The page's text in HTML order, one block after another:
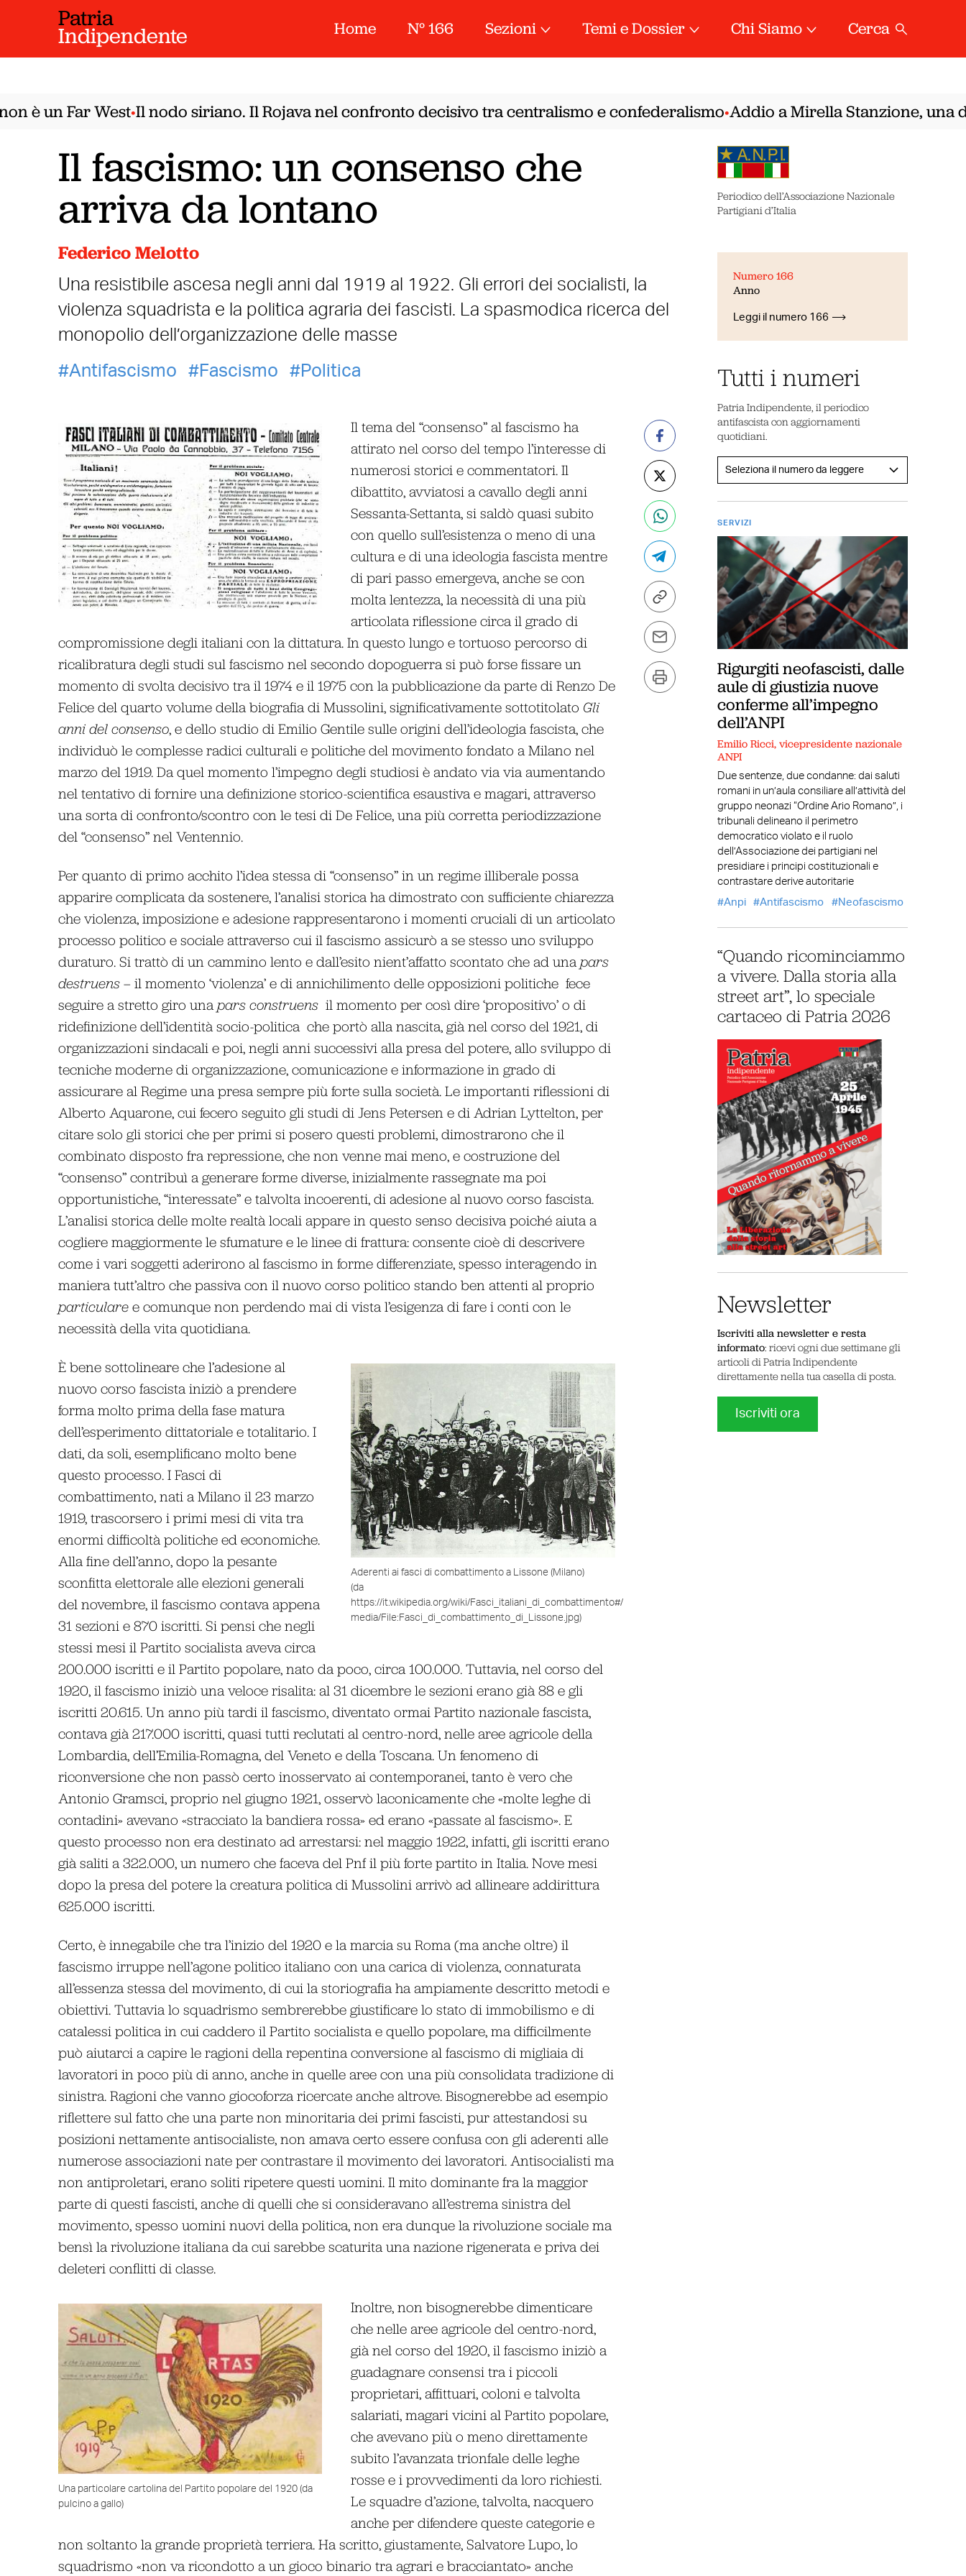
Patria
Indipendente Home N° 166 Sezioni Temi e Dossier Chi Siamo Cerca
è un Far West•Il nodo siriano. Il Rojava nel confronto decisivo tra centralismo e confederalismo•Addio a Mirella Stanzione, una
Il fascismo: un consenso che
arriva da lontano
Federico Melotto
Una resistibile ascesa negli anni dal 1919 al 1922. Gli errori dei socialisti, la
violenza squadrista e la politica agraria dei fascisti. La spasmodica ricerca del
monopolio dell’organizzazione delle masse
Antifascismo
Fascismo Politica
Il tema del “consenso” al fascismo ha
attirato nel corso del tempo l’interesse di
numerosi storici e commentatori. Il
dibattito, avviatosi a cavallo degli anni
Sessanta-Settanta, si saldò quasi subito
con quello sull’esistenza o meno di una
cultura e di una ideologia fascista mentre
di pari passo emergeva, anche se con
molta lentezza, la necessità di una più
articolata riflessione circa il grado di
compromissione degli italiani con la dittatura. In questo lungo e tortuoso percorso di
ricalibratura degli studi sul fascismo nel secondo dopoguerra si può forse fissare un
momento di svolta decisivo tra il 1974 e il 1975 con la pubblicazione da parte di Renzo De
Felice del quarto volume della biografia di Mussolini, significativamente sottotitolato Gli
anni del consenso, e dello studio di Emilio Gentile sulle origini dell’ideologia fascista, che
individuò le complesse radici culturali e politiche del movimento fondato a Milano nel
marzo del 1919. Da quel momento l’impegno degli studiosi è andato via via aumentando
nel tentativo di fornire una definizione storico-scientifica esaustiva e magari, attraverso
una sorta di confronto/scontro con le tesi di De Felice, una più corretta periodizzazione
del “consenso” nel Ventennio.
Per quanto di primo acchito l’idea stessa di “consenso” in un regime illiberale possa
apparire complicata da sostenere, l’analisi storica ha dimostrato con sufficiente chiarezza
che violenza, imposizione e adesione rappresentarono i momenti cruciali di un articolato
processo politico e sociale attraverso cui il fascismo assicurò a se stesso uno sviluppo
duraturo. Si trattò di un cammino lento e dall’esito nient’affatto scontato che ad una pars
destruens– il momento ‘violenza’ e di annichilimento delle opposizioni politiche ­ fece
seguire a stretto giro una pars construens­ il momento per così dire ‘propositivo’ o di
ridefinizione dell’identità socio-politica ­ che portò alla nascita, già nel corso del 1921, di
organizzazioni sindacali e poi, negli anni successivi alla presa del potere, allo sviluppo di
tecniche moderne di organizzazione, comunicazione e informazione in grado di
assicurare al Regime una presa sempre più forte sulla società. Le importanti riflessioni di
Alberto Aquarone, cui fecero seguito gli studi di Jens Petersen e di Adrian Lyttelton, per
citare solo gli storici che per primi si posero questi problemi, dimostrarono che il
combinato disposto fra repressione, che non venne mai meno, e costruzione del
“consenso” contribuì a generare forme diverse, inizialmente rassegnate ma poi
opportunistiche, “interessate” e talvolta incoerenti, di adesione al nuovo corso fascista.
L’analisi storica delle molte realtà locali appare in questo senso decisiva poiché aiuta a
cogliere maggiormente le sfumature e le linee di frattura: consente cioè di descrivere
come i vari soggetti aderirono al fascismo in forme differenziate, spesso interagendo in
maniera tutt’altro che passiva con il nuovo corso politico stando ben attenti al proprio
particulare e comunque non perdendo mai di vista l’esigenza di fare i conti con le
necessità della vita quotidiana.
Aderenti ai fasci di combattimento a Lissone (Milano)
(da
https://it.wikipedia.org/wiki/Fasci_italiani_di_combattimento#/
media/File:Fasci_di_combattimento_di_Lissone.jpg)
È bene sottolineare che l’adesione al
nuovo corso fascista iniziò a prendere
forma molto prima della fase matura
dell’esperimento dittatoriale e totalitario. I
dati, da soli, esemplificano molto bene
questo processo. I Fasci di
combattimento, nati a Milano il 23 marzo
1919, trascorsero i primi mesi di vita tra
enormi difficoltà politiche ed economiche.
Alla fine dell’anno, dopo la pesante
sconfitta elettorale alle elezioni generali
del novembre, il fascismo contava appena
31 sezioni e 870 iscritti. Si pensi che negli
stessi mesi il Partito socialista aveva circa
200.000 iscritti e il Partito popolare, nato da poco, circa 100.000. Tuttavia, nel corso del
1920, il fascismo iniziò una veloce risalita: al 31 dicembre le sezioni erano già 88 e gli
iscritti 20.615. Un anno più tardi il fascismo, diventato ormai Partito nazionale fascista,
contava già 217.000 iscritti, quasi tutti reclutati al centro-nord, nelle aree agricole della
Lombardia, dell’Emilia-Romagna, del Veneto e della Toscana. Un fenomeno di
riconversione che non passò certo inosservato ai contemporanei, tanto è vero che
Antonio Gramsci, proprio nel giugno 1921, osservò laconicamente che «molte leghe di
contadini» avevano «stracciato la bandiera rossa» ed erano «passate al fascismo». E
questo processo non era destinato ad arrestarsi: nel maggio 1922, infatti, gli iscritti erano
già saliti a 322.000, un numero che faceva del Pnf il più forte partito in Italia. Nove mesi
dopo la presa del potere la creatura politica di Mussolini arrivò ad allineare addirittura
625.000 iscritti.
Certo, è innegabile che tra l’inizio del 1920 e la marcia su Roma (ma anche oltre) il
fascismo irruppe nell’agone politico italiano con una carica di violenza, connaturata
all’essenza stessa del movimento, di cui la storiografia ha ampiamente descritto metodi e
obiettivi. Tuttavia lo squadrismo sembrerebbe giustificare lo stato di immobilismo e di
catalessi politica in cui caddero il Partito socialista e quello popolare, ma difficilmente
può aiutarci a capire le ragioni della repentina conversione al fascismo di migliaia di
lavoratori in poco più di anno, anche in quelle aree con una più consolidata tradizione di
sinistra. Ragioni che vanno giocoforza ricercate anche altrove. Bisognerebbe ad esempio
riflettere sul fatto che una parte non minoritaria dei primi fascisti, pur attestandosi su
posizioni nettamente antisocialiste, non amava certo essere confusa con gli aderenti alle
numerose associazioni nate per contrastare il movimento dei lavoratori. Antisocialisti ma
non antiproletari, erano soliti ripetere questi uomini. Il mito dominante fra la maggior
parte di questi fascisti, anche di quelli che si consideravano all’estrema sinistra del
movimento, spesso uomini nuovi della politica, non era dunque la rivoluzione sociale ma
bensì la rivoluzione italiana da cui sarebbe scaturita una nazione rigenerata e priva dei
deleteri conflitti di classe.
Una particolare cartolina del Partito popolare del 1920 (da
pulcino a gallo)
Inoltre, non bisognerebbe dimenticare
che nelle aree agricole del centro-nord,
già nel corso del 1920, il fascismo iniziò a
guadagnare consensi tra i piccoli
proprietari, affittuari, coloni e talvolta
salariati, magari vicini al Partito popolare,
che avevano più o meno direttamente
subito l’avanzata trionfale delle leghe
rosse e i provvedimenti da loro richiesti.
Le squadre d’azione, talvolta, nacquero
anche per difendere queste categorie e
non soltanto la grande proprietà terriera. Ha scritto, giustamente, Salvatore Lupo, lo
squadrismo «non va ricondotto a un gioco binario tra agrari e bracciantato» anche
Periodico dell’Associazione Nazionale
Partigiani d’Italia
Numero 166
Anno
Leggi il numero 166
Tutti i numeri
Patria Indipendente, il periodico
antifascista con aggiornamenti
quotidiani.
SERVIZI
Rigurgiti neofascisti, dalle
aule di giustizia nuove
conferme all’impegno
dell’ANPI
Emilio Ricci, vicepresidente nazionale
ANPI
Due sentenze, due condanne: dai saluti
romani in un’aula consiliare all’attività del
gruppo neonazi “Ordine Ario Romano”, i
tribunali delineano il perimetro
democratico violato e il ruolo
dell’Associazione dei partigiani nel
presidiare i principi costituzionali e
contrastare derive autoritarie
Anpi
Antifascismo Neofascismo
“Quando ricominciammo
a vivere. Dalla storia alla
street art”, lo speciale
cartaceo di Patria 2026
Newsletter
Iscriviti alla newsletter e resta
informato: ricevi ogni due settimane gli
articoli di Patria Indipendente
direttamente nella tua casella di posta.
Iscriviti ora